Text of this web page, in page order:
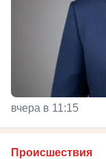
вчера в 11:15
Происшествия